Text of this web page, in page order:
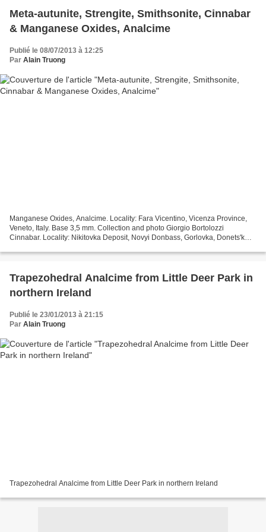
Meta-autunite, Strengite, Smithsonite, Cinnabar
& Manganese Oxides, Analcime
Publié le 08/07/2013 à 12:25
Par Alain Truong
Manganese Oxides, Analcime. Locality: Fara Vicentino, Vicenza Province,
Veneto, Italy. Base 3,5 mm. Collection and photo Giorgio Bortolozzi
Cinnabar. Locality: Nikitovka Deposit, Novyi Donbass, Gorlovka, Donets'k
Trapezohedral Analcime from Little Deer Park in
northern Ireland
Publié le 23/01/2013 à 21:15
Par Alain Truong
Trapezohedral Analcime from Little Deer Park in northern Ireland